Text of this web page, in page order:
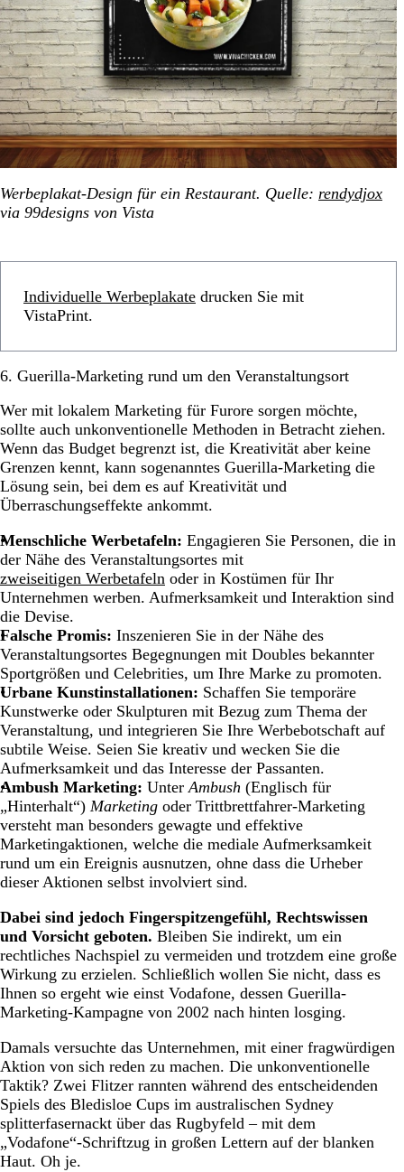
Werbeplakat-Design für ein Restaurant. Quelle: rendydjox
via 99designs von Vista
Individuelle Werbeplakate drucken Sie mit
VistaPrint.
6. Guerilla-Marketing rund um den Veranstaltungsort
Wer mit lokalem Marketing für Furore sorgen möchte,
sollte auch unkonventionelle Methoden in Betracht ziehen.
Wenn das Budget begrenzt ist, die Kreativität aber keine
Grenzen kennt, kann sogenanntes Guerilla-Marketing die
Lösung sein, bei dem es auf Kreativität und
Überraschungseffekte ankommt.
Menschliche Werbetafeln: Engagieren Sie Personen, die in
der Nähe des Veranstaltungsortes mit
zweiseitigen Werbetafeln oder in Kostümen für Ihr
Unternehmen werben. Aufmerksamkeit und Interaktion sind
die Devise.
Falsche Promis: Inszenieren Sie in der Nähe des
Veranstaltungsortes Begegnungen mit Doubles bekannter
Sportgrößen und Celebrities, um Ihre Marke zu promoten.
Urbane Kunstinstallationen: Schaffen Sie temporäre
Kunstwerke oder Skulpturen mit Bezug zum Thema der
Veranstaltung, und integrieren Sie Ihre Werbebotschaft auf
subtile Weise. Seien Sie kreativ und wecken Sie die
Aufmerksamkeit und das Interesse der Passanten.
Ambush Marketing: UnterAmbush (Englisch für
„Hinterhalt“) Marketing oder Trittbrettfahrer-Marketing
versteht man besonders gewagte und effektive
Marketingaktionen, welche die mediale Aufmerksamkeit
rund um ein Ereignis ausnutzen, ohne dass die Urheber
dieser Aktionen selbst involviert sind.
Dabei sind jedoch Fingerspitzengefühl, Rechtswissen
und Vorsicht geboten. Bleiben Sie indirekt, um ein
rechtliches Nachspiel zu vermeiden und trotzdem eine große
Wirkung zu erzielen. Schließlich wollen Sie nicht, dass es
Ihnen so ergeht wie einst Vodafone, dessen Guerilla-
Marketing-Kampagne von 2002 nach hinten losging.
Damals versuchte das Unternehmen, mit einer fragwürdigen
Aktion von sich reden zu machen. Die unkonventionelle
Taktik? Zwei Flitzer rannten während des entscheidenden
Spiels des Bledisloe Cups im australischen Sydney
splitterfasernackt über das Rugbyfeld – mit dem
„Vodafone“-Schriftzug in großen Lettern auf der blanken
Haut. Oh je.